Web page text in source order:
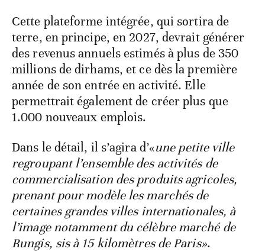
Cette plateforme intégrée, qui sortira de
terre, en principe, en 2027, devrait générer
des revenus annuels estimés à plus de 350
millions de dirhams, et ce dès la première
année de son entrée en activité. Elle
permettrait également de créer plus que
1.000 nouveaux emplois.
Dans le détail, il s’agira d’«une petite ville
regroupant l’ensemble des activités de
commercialisation des produits agricoles,
prenant pour modèle les marchés de
certaines grandes villes internationales, à
l’image notamment du célèbre marché de
Rungis, sis à 15 kilomètres de Paris».